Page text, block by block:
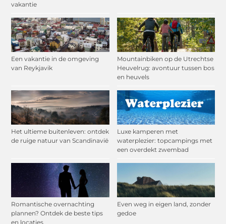
vakantie
Een vakantie in de omgeving
van Reykjavik
Mountainbiken op de Utrechtse
Heuvelrug: avontuur tussen bos
en heuvels
Het ultieme buitenleven: ontdek
de ruige natuur van Scandinavië
Luxe kamperen met
waterplezier: topcampings met
een overdekt zwembad
Romantische overnachting
plannen? Ontdek de beste tips
en locaties
Even weg in eigen land, zonder
gedoe